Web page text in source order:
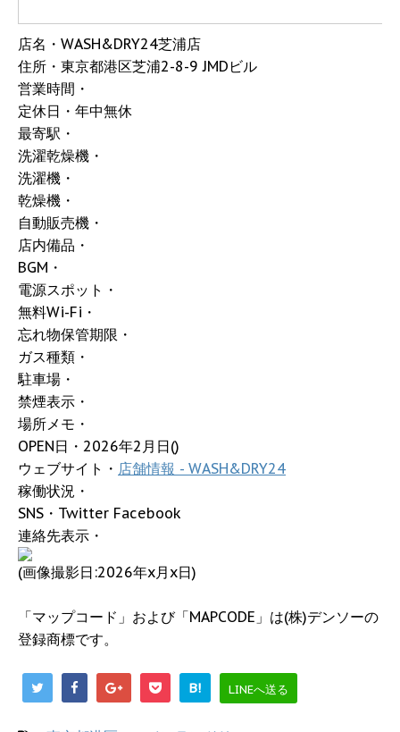
店名・WASH&DRY24芝浦店
住所・東京都港区芝浦2-8-9 JMDビル
営業時間・
定休日・年中無休
最寄駅・
洗濯乾燥機・
洗濯機・
乾燥機・
自動販売機・
店内備品・
BGM・
電源スポット・
無料Wi-Fi・
忘れ物保管期限・
ガス種類・
駐車場・
禁煙表示・
場所メモ・
OPEN日・2026年2月日()
ウェブサイト・ 店舗情報 - WASH&DRY24
稼働状況・
SNS・Twitter Facebook
連絡先表示・
(画像撮影日:2026年x月x日)
「マップコード」および「MAPCODE」は(株)デンソーの
登録商標です。
B! LINEへ送る